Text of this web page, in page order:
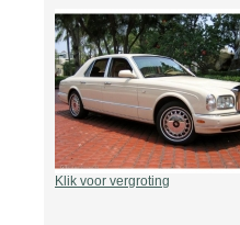
Klik voor vergroting